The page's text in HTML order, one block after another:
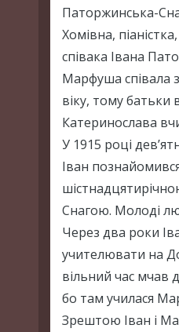
Паторжинська-
Хомівна,
співака Івана
Марфуша співала
віку, тому батьки
Катеринослава
У 1915 році
Іван
Снагою. Молоді
Через два роки
учителювати на
вільний час мчав
бо там училася
Зрештою Іван і